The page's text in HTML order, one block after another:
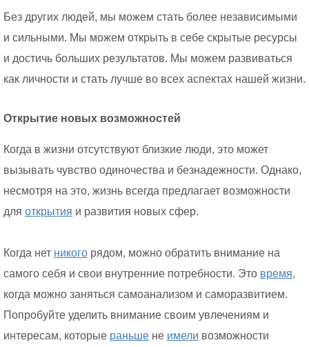
Без других людей, мы можем стать более независимыми
и сильными. Мы можем открыть в себе скрытые ресурсы
и достичь больших результатов. Мы можем развиваться
как личности и стать лучше во всех аспектах нашей жизни.
Открытие новых возможностей
Когда в жизни отсутствуют близкие люди, это может
вызывать чувство одиночества и безнадежности. Однако,
несмотря на это, жизнь всегда предлагает возможности
для открытия и развития новых сфер.
Когда нет никого рядом, можно обратить внимание на
самого себя и свои внутренние потребности. Это время,
когда можно заняться самоанализом и саморазвитием.
Попробуйте уделить внимание своим увлечениям и
интересам, которые раньше не имели возможности